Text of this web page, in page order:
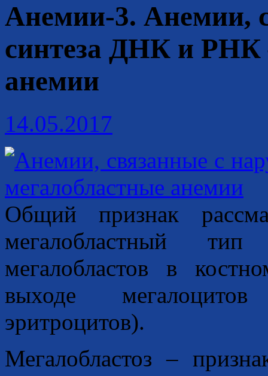
Анемии-3. Анемии,
синтеза ДНК и РНК
анемии
14.05.2017
Общий признак
мегалобластный тип
мегалобластов в
выходе
эритроцитов).
Мегалобластоз –